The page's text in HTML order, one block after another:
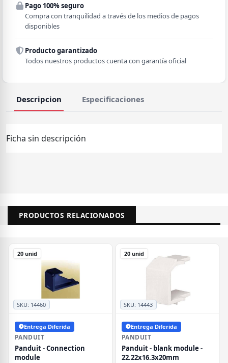
Comuna
Pago 100% seguro
Compra con tranquilidad a través de los medios de pagos
disponibles
Producto garantizado
Todos nuestros productos cuenta con garantía oficial
Descripcion Especificaciones
Ficha sin descripción
PRODUCTOS RELACIONADOS
SKU: 14460
20 unid
Entrega Diferida
PANDUIT
Panduit - Connection
module
SKU: 14443
20 unid
Entrega Diferida
PANDUIT
Panduit - blank module -
22.22x16.3x20mm